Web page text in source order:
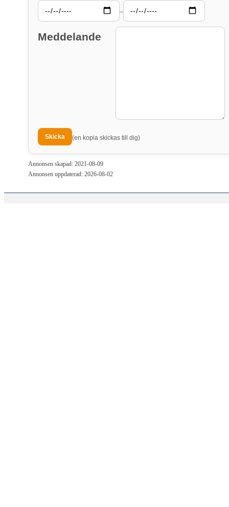
–
Meddelande
(en kopia skickas till dig)
Annonsen skapad: 2021-08-09
Annonsen uppdaterad: 2026-08-02